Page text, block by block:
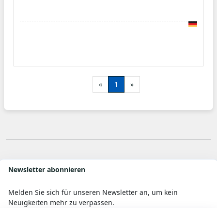
« 1 »
Newsletter abonnieren
Melden Sie sich für unseren Newsletter an, um kein
Neuigkeiten mehr zu verpassen.